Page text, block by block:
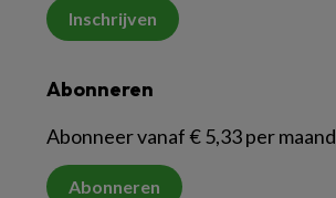
Inschrijven
Abonneren
Abonneer vanaf € 5,33 per maand
Abonneren